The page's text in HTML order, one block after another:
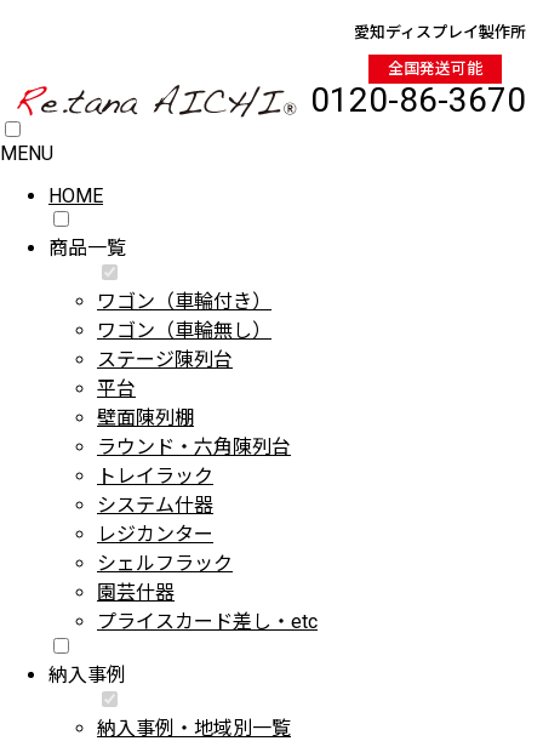
愛知ディスプレイ製作所
全国発送可能
0120-86-3670
MENU
HOME
商品一覧
ワゴン（車輪付き）
ワゴン（車輪無し）
ステージ陳列台
平台
壁面陳列棚
ラウンド・六角陳列台
トレイラック
システム什器
レジカンター
シェルフラック
園芸什器
プライスカード差し・etc
納入事例
納入事例・地域別一覧